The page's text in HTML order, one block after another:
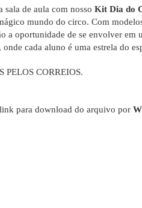
sala de aula com nosso Kit Dia do
mundo do circo. Com
a oportunidade de se envolver
cada aluno é uma estrela do
PELOS CORREIOS.
para download do arquivo por